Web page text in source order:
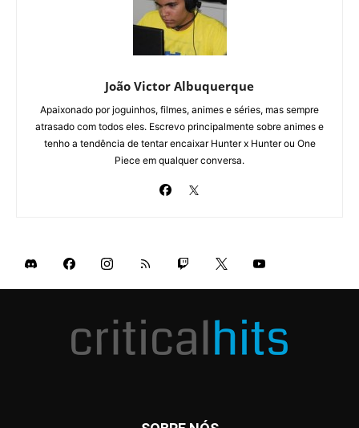
João Victor Albuquerque
Apaixonado por joguinhos, filmes, animes e séries, mas sempre
atrasado com todos eles. Escrevo principalmente sobre animes e
tenho a tendência de tentar encaixar Hunter x Hunter ou One
Piece em qualquer conversa.